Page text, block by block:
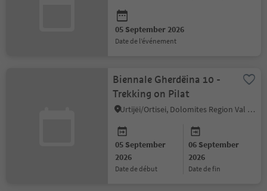
05 September 2026
date de l’événement
Biennale Gherdëina 10 -
Trekking on Pilat
Urtijëi/Ortisei, Dolomites Region Val Gardena
05 September
2026
date de début
06 September
2026
date de fin